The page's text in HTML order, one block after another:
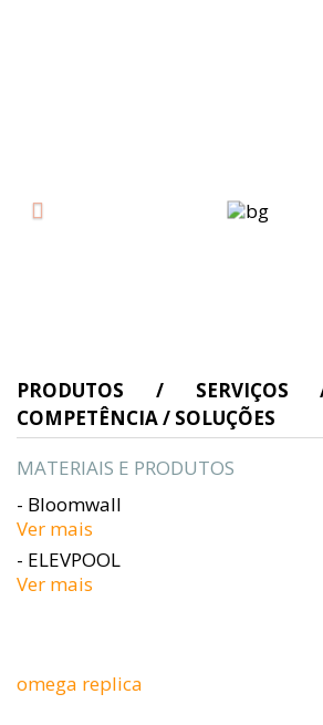
PRODUTOS /
COMPETÊNCIA / SOLUÇÕES
MATERIAIS E PRODUTOS
- Bloomwall
Ver mais
- ELEVPOOL
Ver mais
omega replica